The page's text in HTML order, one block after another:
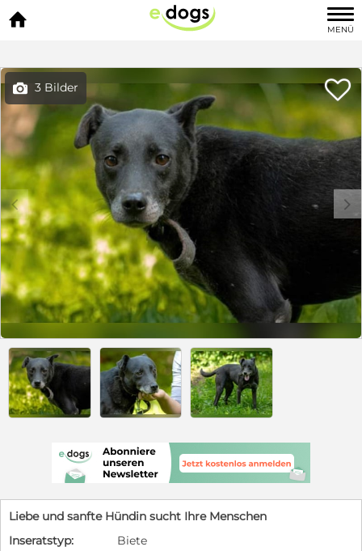

MENÜ
 3 Bilder 
c d
Liebe und sanfte Hündin sucht Ihre Menschen
Inseratstyp:
Biete